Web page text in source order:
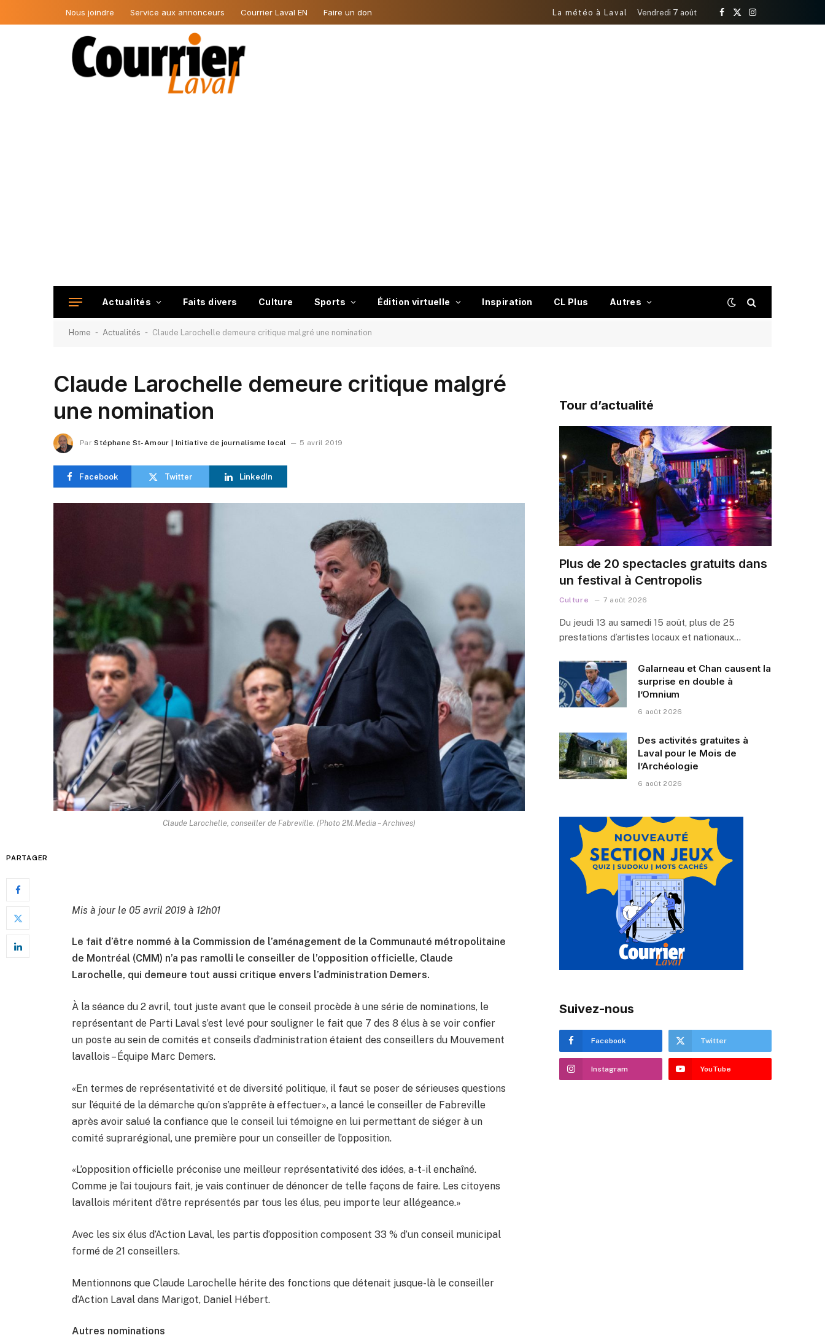
Nous joindre Service aux annonceurs Courrier Laval EN Faire un don La météo à Laval Vendredi 7 août
Facebook
X
Instagram
Actualités Faits divers Culture Sports Édition virtuelle Inspiration CL Plus Autres
Home - Actualités - Claude Larochelle demeure critique malgré une nomination
Claude Larochelle demeure critique malgré
une nomination
Par Stéphane St-Amour | Initiative de journalisme local 5 avril 2019
Facebook Twitter LinkedIn
Claude Larochelle, conseiller de Fabreville. (Photo 2M.Media – Archives)
PARTAGER
Mis à jour le 05 avril 2019 à 12h01
Le fait d’être nommé à la Commission de l’aménagement de la Communauté métropolitaine
de Montréal (CMM) n’a pas ramolli le conseiller de l’opposition officielle, Claude
Larochelle, qui demeure tout aussi critique envers l’administration Demers.
À la séance du 2 avril, tout juste avant que le conseil procède à une série de nominations, le
représentant de Parti Laval s’est levé pour souligner le fait que 7 des 8 élus à se voir confier
un poste au sein de comités et conseils d’administration étaient des conseillers du Mouvement
lavallois – Équipe Marc Demers.
«En termes de représentativité et de diversité politique, il faut se poser de sérieuses questions
sur l’équité de la démarche qu’on s’apprête à effectuer», a lancé le conseiller de Fabreville
après avoir salué la confiance que le conseil lui témoigne en lui permettant de siéger à un
comité suprarégional, une première pour un conseiller de l’opposition.
«L’opposition officielle préconise une meilleur représentativité des idées, a-t-il enchaîné.
Comme je l’ai toujours fait, je vais continuer de dénoncer de telle façons de faire. Les citoyens
lavallois méritent d’être représentés par tous les élus, peu importe leur allégeance.»
Avec les six élus d’Action Laval, les partis d’opposition composent 33 % d’un conseil municipal
formé de 21 conseillers.
Mentionnons que Claude Larochelle hérite des fonctions que détenait jusque-là le conseiller
d’Action Laval dans Marigot, Daniel Hébert.
Autres nominations
Tour d’actualité
Plus de 20 spectacles gratuits dans
un festival à Centropolis
Culture 7 août 2026
Du jeudi 13 au samedi 15 août, plus de 25
prestations d’artistes locaux et nationaux…
Galarneau et Chan causent la
surprise en double à
l’Omnium
6 août 2026
Des activités gratuites à
Laval pour le Mois de
l’Archéologie
6 août 2026
Suivez-nous
Facebook Twitter
Instagram YouTube